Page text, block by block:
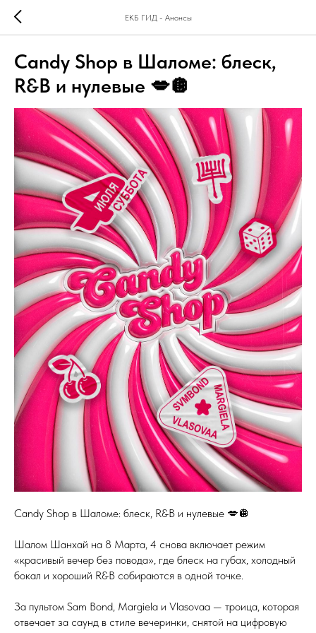
ЕКБ ГИД - Анонсы
Candy Shop в Шаломе: блеск,
R&B и нулевые 💋🪩
Candy Shop в Шаломе: блеск, R&B и нулевые 💋🪩
Шалом Шанхай на 8 Марта, 4 снова включает режим
«красивый вечер без повода», где блеск на губах, холодный
бокал и хороший R&B собираются в одной точке.
За пультом Sam Bond, Margiela и Vlasovaa — троица, которая
отвечает за саунд в стиле вечеринки, снятой на цифровую